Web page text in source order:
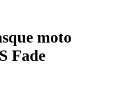
moto
Fade